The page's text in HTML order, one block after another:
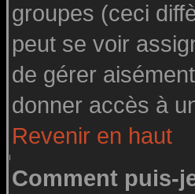
groupes (ceci
peut se voir
de gérer
donner accès à
Revenir en haut
Comment puis-